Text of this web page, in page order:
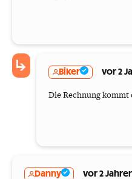
Biker vor 2
Die Rechnung kommt
Danny vor 2